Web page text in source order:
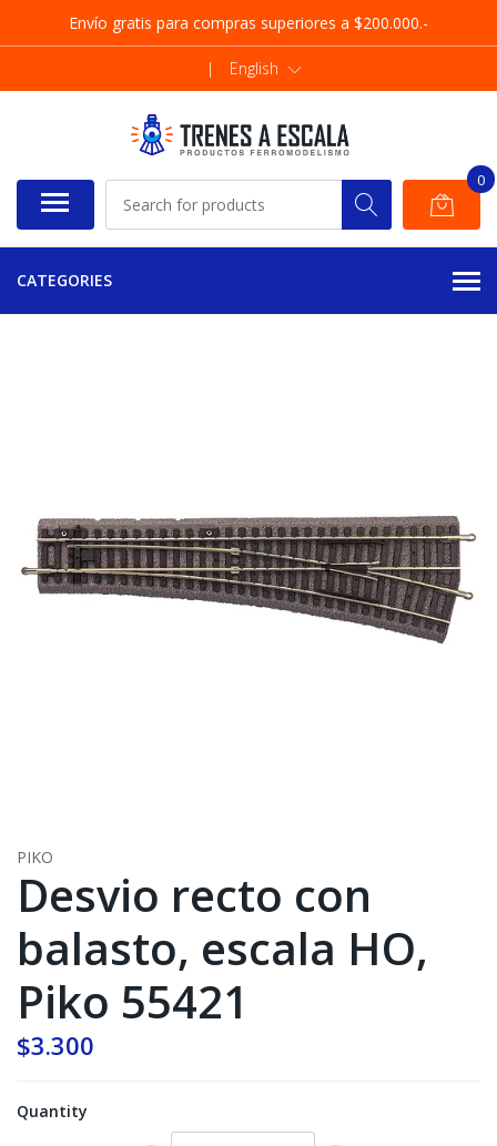
Envío gratis para compras superiores a $200.000.-
| English
0
CATEGORIES
PIKO
Desvio recto con
balasto, escala HO,
Piko 55421
$3.300
Quantity